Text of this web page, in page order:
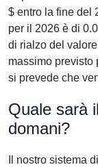
$ entro la fine del
per il 2026 è di
di rialzo del
massimo previsto
si prevede che
Quale sarà
domani?
Il nostro sistema